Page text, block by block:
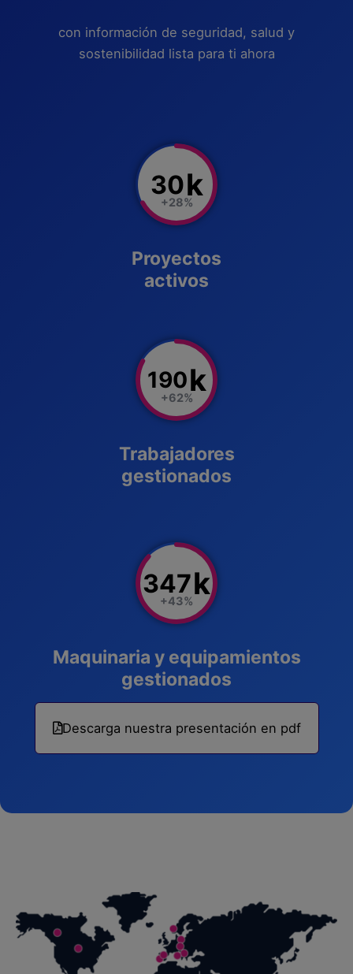
con información de seguridad, salud y
sostenibilidad lista para ti ahora
30k
Proyectos
activos
+28%
190k
Trabajadores
gestionados
+62%
347k
Maquinaria y equipamientos
gestionados
+43%
Descarga nuestra presentación en pdf